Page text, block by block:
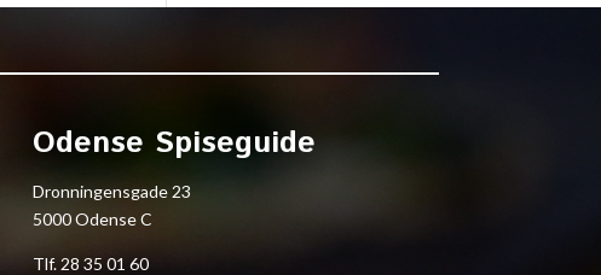
Odense Spiseguide
Dronningensgade 23
5000 Odense C
Tlf.28 35 01 60